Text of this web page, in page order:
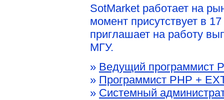
SotMarket работает на
момент присутствует в
приглашает на работу
МГУ.
» Ведущий программист
» Программист PHP +
» Системный